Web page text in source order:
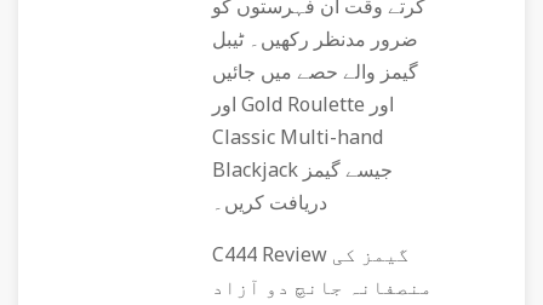
کرتے وقت ان فہرستوں کو
ضرور مدنظر رکھیں۔ ٹیبل
گیمز والے حصے میں جائیں
اور Gold Roulette اور
Classic Multi-hand
Blackjack جیسے گیمز
دریافت کریں۔
C444 Review گیمز کی
منصفانہ جانچ دو آزاد